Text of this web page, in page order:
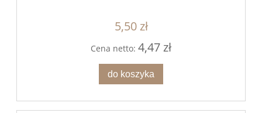
5,50 zł
Cena netto: 4,47 zł
do koszyka